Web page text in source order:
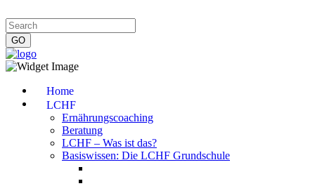
Home
LCHF
Ernährungscoaching
Beratung
LCHF – Was ist das?
Basiswissen: Die LCHF Grundschule